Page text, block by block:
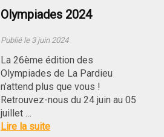
Olympiades 2024
Publié le 3 juin 2024
La 26ème édition des
Olympiades de La Pardieu
n’attend plus que vous !
Retrouvez-nous du 24 juin au 05
juillet …
Lire la suite